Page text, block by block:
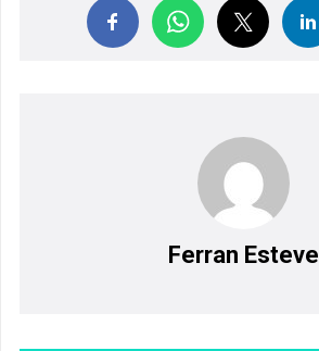
Ferran Esteve